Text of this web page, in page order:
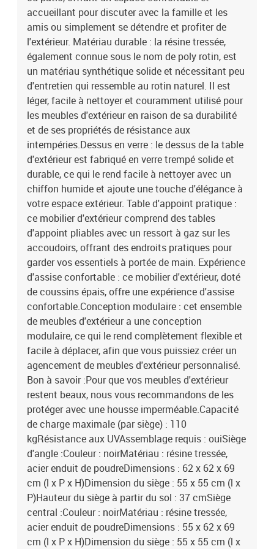
du sol : 37 cmHauteur des accoudoirs à partir du sol : 55
cmDimensions de la table d'appoint : 25 x 23 cm (L x l)Table
:Couleur : noirMatériau : résine tressée, acier enduit de poudre,
verre trempéDimensions : 55 x 55 x 37 cm (L x l x H)Coussin
:Couleur : blanc crème Matériau de la couverture : tissu (100 %
polyester)Matériau de remplissage du coussin de siège :
mousseMatériau de remplissage du coussin de dossier : fibre de
cotonDimensions du coussin de siège : 55 x 55 x 3 cm (l x P x
é)Dimensions du coussin de dossier : 55 x 45 x 13 cm (L x l x é)La
livraison contient :2 x siège d'angle4 x siège central2 x canapé
avec accoudoirs1 x table de jardin10 x coussin de dossier8 x
coussin d'assise avec housse amovible et lavable
accueillant pour discuter avec la famille et les
amis ou simplement se détendre et profiter de
l'extérieur. Matériau durable : la résine tressée,
également connue sous le nom de poly rotin, est
un matériau synthétique solide et nécessitant peu
d'entretien qui ressemble au rotin naturel. Il est
léger, facile à nettoyer et couramment utilisé pour
les meubles d'extérieur en raison de sa durabilité
et de ses propriétés de résistance aux
intempéries.Dessus en verre : le dessus de la table
d'extérieur est fabriqué en verre trempé solide et
durable, ce qui le rend facile à nettoyer avec un
chiffon humide et ajoute une touche d'élégance à
votre espace extérieur. Table d'appoint pratique :
ce mobilier d'extérieur comprend des tables
d'appoint pliables avec un ressort à gaz sur les
accoudoirs, offrant des endroits pratiques pour
garder vos essentiels à portée de main. Expérience
d'assise confortable : ce mobilier d'extérieur, doté
de coussins épais, offre une expérience d'assise
confortable.Conception modulaire : cet ensemble
de meubles d'extérieur a une conception
modulaire, ce qui le rend complètement flexible et
facile à déplacer, afin que vous puissiez créer un
agencement de meubles d'extérieur personnalisé.
Bon à savoir :Pour que vos meubles d'extérieur
restent beaux, nous vous recommandons de les
protéger avec une housse imperméable.Capacité
de charge maximale (par siège) : 110
kgRésistance aux UVAssemblage requis : ouiSiège
d'angle :Couleur : noirMatériau : résine tressée,
acier enduit de poudreDimensions : 62 x 62 x 69
cm (l x P x H)Dimension du siège : 55 x 55 cm (l x
P)Hauteur du siège à partir du sol : 37 cmSiège
central :Couleur : noirMatériau : résine tressée,
acier enduit de poudreDimensions : 55 x 62 x 69
cm (l x P x H)Dimension du siège : 55 x 55 cm (l x